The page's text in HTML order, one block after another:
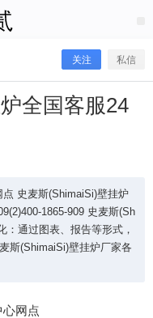
关注 私信
全国客服24
史麦斯(ShimaiSi)壁挂炉
1865-909 史麦斯(Sh
：通过图表、报告等形式，
斯(ShimaiSi)壁挂炉厂家各
网点
国客服24小